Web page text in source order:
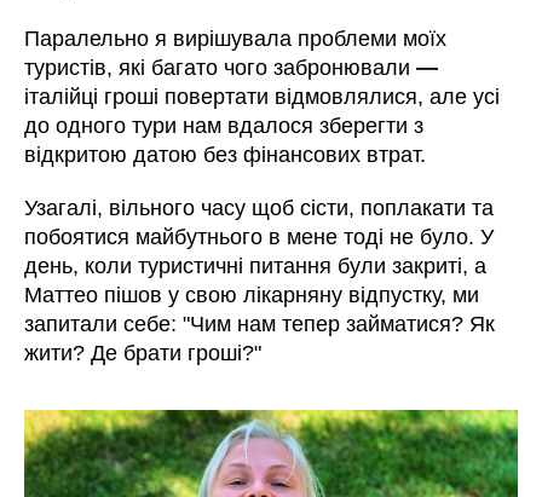
Паралельно я вирішувала проблеми моїх
туристів, які багато чого забронювали—
італійці гроші повертати відмовлялися, але усі
до одного тури нам вдалося зберегти з
відкритою датою без фінансових втрат.
Узагалі, вільного часу щоб сісти, поплакати та
побоятися майбутнього в мене тоді не було. У
день, коли туристичні питання були закриті, а
Маттео пішов у свою лікарняну відпустку, ми
запитали себе: "Чим нам тепер займатися? Як
жити? Де брати гроші?"